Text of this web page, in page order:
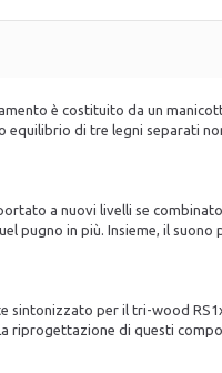
è costituito da un
di tre legni separati
a nuovi livelli se
pugno in più. Insieme, il
sintonizzato per il tri-wood
di questi